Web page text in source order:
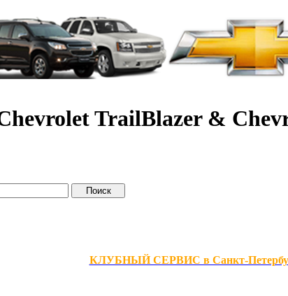
TrailBlazer &
КЛУБНЫЙ СЕРВИС в Санкт-